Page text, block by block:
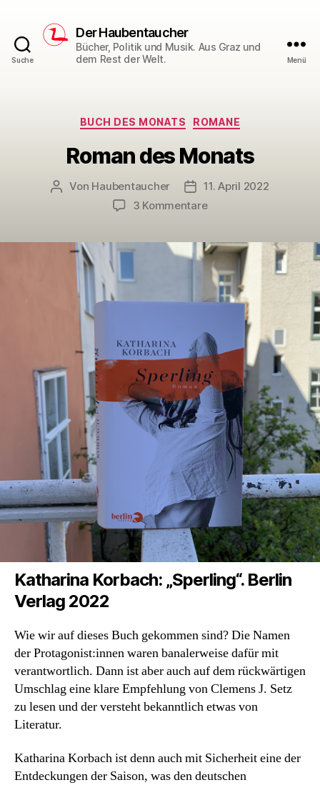
Suche
Der Haubentaucher
Bücher, Politik und Musik. Aus Graz und
dem Rest der Welt.
Menü
Kategorien
BUCH DES MONATS ROMANE
Roman des Monats
Beitragsautor
Von Haubentaucher Veröffentlichungsdatum
11. April 2022
3 Kommentarezu
Monats
Katharina Korbach: „Sperling“. Berlin
Verlag 2022
Wie wir auf dieses Buch gekommen sind? Die Namen
der Protagonist:innen waren banalerweise dafür mit
verantwortlich. Dann ist aber auch auf dem rückwärtigen
Umschlag eine klare Empfehlung von Clemens J. Setz
zu lesen und der versteht bekanntlich etwas von
Literatur.
Katharina Korbach ist denn auch mit Sicherheit eine der
Entdeckungen der Saison, was den deutschen